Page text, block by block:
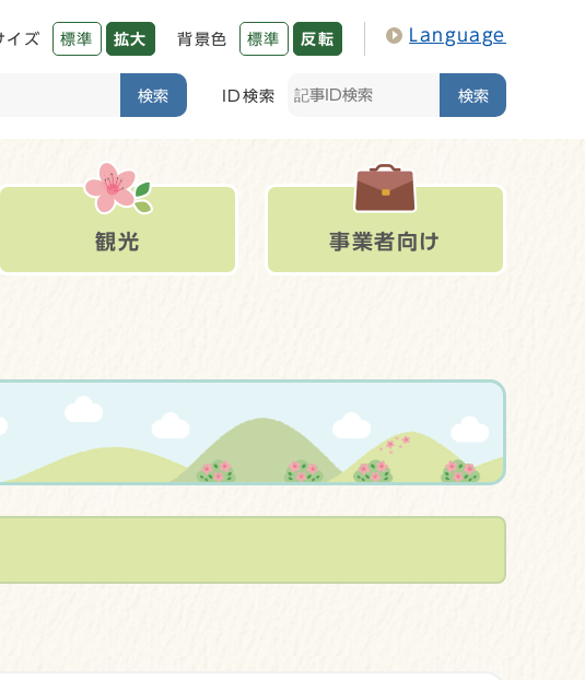
イズ 標準 拡大 背景色 標準 反転 Language
検索 ID検索 検索
観光 事業者向け